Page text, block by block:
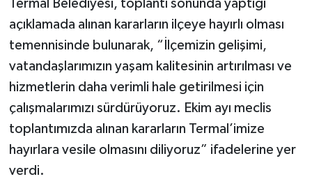
Termal Belediyesi, toplantı sonunda yaptığı
açıklamada alınan kararların ilçeye hayırlı olması
temennisinde bulunarak, “İlçemizin gelişimi,
vatandaşlarımızın yaşam kalitesinin artırılması ve
hizmetlerin daha verimli hale getirilmesi için
çalışmalarımızı sürdürüyoruz. Ekim ayı meclis
toplantımızda alınan kararların Termal’imize
hayırlara vesile olmasını diliyoruz” ifadelerine yer
verdi.